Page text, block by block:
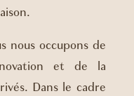
nous occupons de
et de la
Dans le cadre